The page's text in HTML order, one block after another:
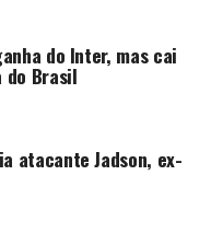
do Inter, mas cai
do Brasil
atacante Jadson, ex-